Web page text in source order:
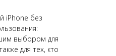
iPhone без
выбором для
для тех, кто